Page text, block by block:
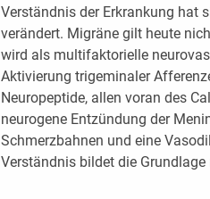
Verständnis der Erkrankung hat
verändert. Migräne gilt heute
wird als multifaktorielle
Aktivierung trigeminaler
Neuropeptide, allen voran des
neurogene Entzündung der
Schmerzbahnen und eine
Verständnis bildet die